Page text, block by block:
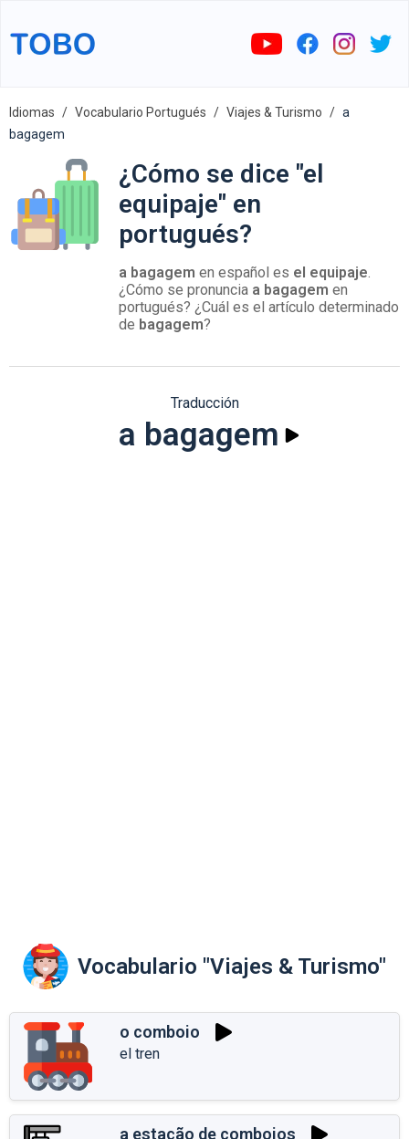
Idiomas Vocabulario Portugués Viajes & Turismo
a
bagagem
¿Cómo se dice "el
equipaje" en
portugués?
a bagagem en español es el equipaje.
¿Cómo se pronuncia a bagagem en
portugués? ¿Cuál es el artículo determinado
de bagagem?
Traducción
a bagagem
Vocabulario "Viajes & Turismo"
o comboio
el tren
a estação de comboios